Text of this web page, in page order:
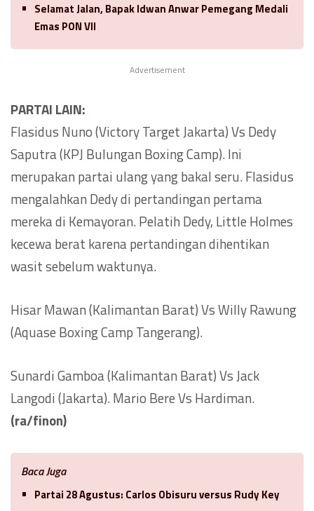
Selamat Jalan, Bapak Idwan Anwar Pemegang Medali
Emas PON VII
Advertisement
PARTAI LAIN:
Flasidus Nuno (Victory Target Jakarta) Vs Dedy
Saputra (KPJ Bulungan Boxing Camp). Ini
merupakan partai ulang yang bakal seru. Flasidus
mengalahkan Dedy di pertandingan pertama
mereka di Kemayoran. Pelatih Dedy, Little Holmes
kecewa berat karena pertandingan dihentikan
wasit sebelum waktunya.
Hisar Mawan (Kalimantan Barat) Vs Willy Rawung
(Aquase Boxing Camp Tangerang).
Sunardi Gamboa (Kalimantan Barat) Vs Jack
Langodi (Jakarta). Mario Bere Vs Hardiman.
(ra/finon)
Baca Juga
Partai 28 Agustus: Carlos Obisuru versus Rudy Key